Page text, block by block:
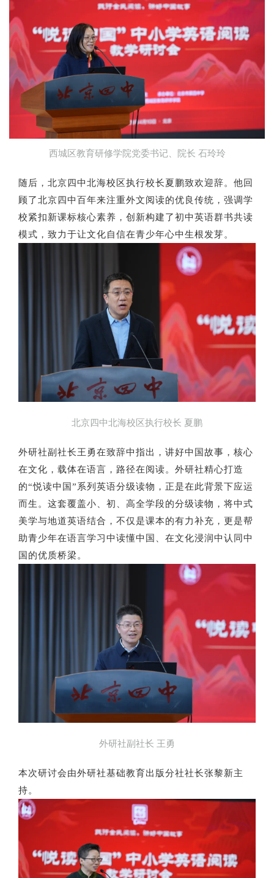
西城区教育研修学院党委书记、院长 石玲玲
随后，北京四中北海校区执行校长夏鹏致欢迎辞。他回
顾了北京四中百年来注重外文阅读的优良传统，强调学
校紧扣新课标核心素养，创新构建了初中英语群书共读
模式，致力于让文化自信在青少年心中生根发芽。
北京四中北海校区执行校长 夏鹏
外研社副社长王勇在致辞中指出，讲好中国故事，核心
在文化，载体在语言，路径在阅读。外研社精心打造
的“悦读中国”系列英语分级读物，正是在此背景下应运
而生。这套覆盖小、初、高全学段的分级读物，将中式
美学与地道英语结合，不仅是课本的有力补充，更是帮
助青少年在语言学习中读懂中国、在文化浸润中认同中
国的优质桥梁。
外研社副社长 王勇
本次研讨会由外研社基础教育出版分社社长张黎新主
持。